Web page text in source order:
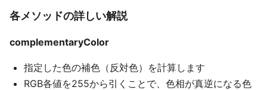
各メソッドの詳しい解説
complementaryColor
指定した色の補色（反対色）を計算します
RGB各値を255から引くことで、色相が真逆になる色